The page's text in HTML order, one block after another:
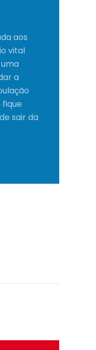
aos
vital
a
sair da